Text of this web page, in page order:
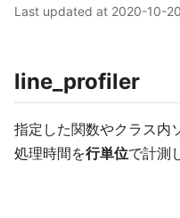
Last updated at 2020-10-20
line_profiler
指定した関数やクラス内
処理時間を行単位で計測